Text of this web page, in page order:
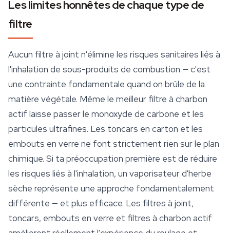
Les limites honnêtes de chaque type de
filtre
Aucun filtre à joint n'élimine les risques sanitaires liés à
l'inhalation de sous-produits de combustion — c'est
une contrainte fondamentale quand on brûle de la
matière végétale. Même le meilleur filtre à charbon
actif laisse passer le monoxyde de carbone et les
particules ultrafines. Les toncars en carton et les
embouts en verre ne font strictement rien sur le plan
chimique. Si ta préoccupation première est de réduire
les risques liés à l'inhalation, un vaporisateur d'herbe
sèche représente une approche fondamentalement
différente — et plus efficace. Les filtres à joint,
toncars, embouts en verre et filtres à charbon actif